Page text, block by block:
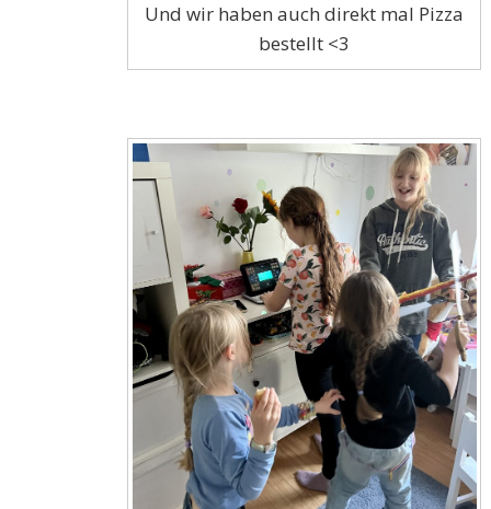
Und wir haben auch direkt mal Pizza
bestellt <3